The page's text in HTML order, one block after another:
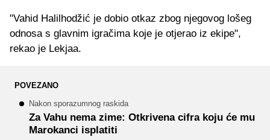
"Vahid Halilhodžić je dobio otkaz zbog njegovog lošeg
odnosa s glavnim igračima koje je otjerao iz ekipe",
rekao je Lekjaa.
POVEZANO
Nakon sporazumnog raskida
Za Vahu nema zime: Otkrivena cifra koju će mu
Marokanci isplatiti